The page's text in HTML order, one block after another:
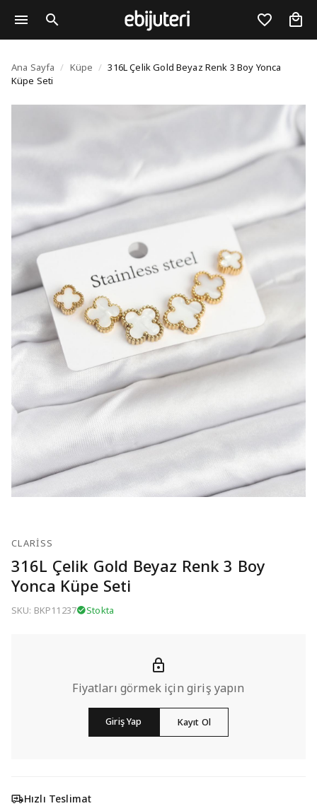
316L Çelik Gold Beyaz
Ana Sayfa / Küpe / 316L Çelik Gold Beyaz Renk 3 Boy Yonca
Küpe Seti
CLARISS
316L Çelik Gold Beyaz Renk 3 Boy
Yonca Küpe Seti
SKU: BKP11237 Stokta
Fiyatları görmek için giriş yapın
Giriş Yap Kayıt Ol
Hızlı Teslimat